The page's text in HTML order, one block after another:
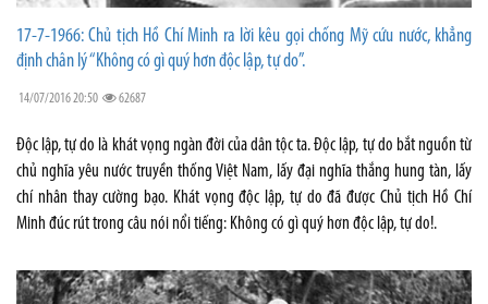
17-7-1966: Chủ tịch Hồ Chí Minh ra lời kêu gọi chống Mỹ cứu nước, khẳng
định chân lý “Không có gì quý hơn độc lập, tự do”.
14/07/2016 20:50 62687
Độc lập, tự do là khát vọng ngàn đời của dân tộc ta. Độc lập, tự do bắt nguồn từ
chủ nghĩa yêu nước truyền thống Việt Nam, lấy đại nghĩa thắng hung tàn, lấy
chí nhân thay cường bạo. Khát vọng độc lập, tự do đã được Chủ tịch Hồ Chí
Minh đúc rút trong câu nói nổi tiếng: Không có gì quý hơn độc lập, tự do!.